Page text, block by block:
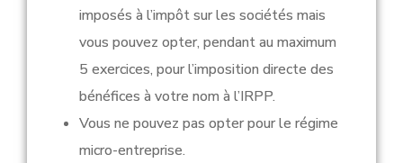
imposés à l’impôt sur les sociétés mais
vous pouvez opter, pendant au maximum
5 exercices, pour l’imposition directe des
bénéfices à votre nom à l’IRPP.
Vous ne pouvez pas opter pour le régime
micro-entreprise.